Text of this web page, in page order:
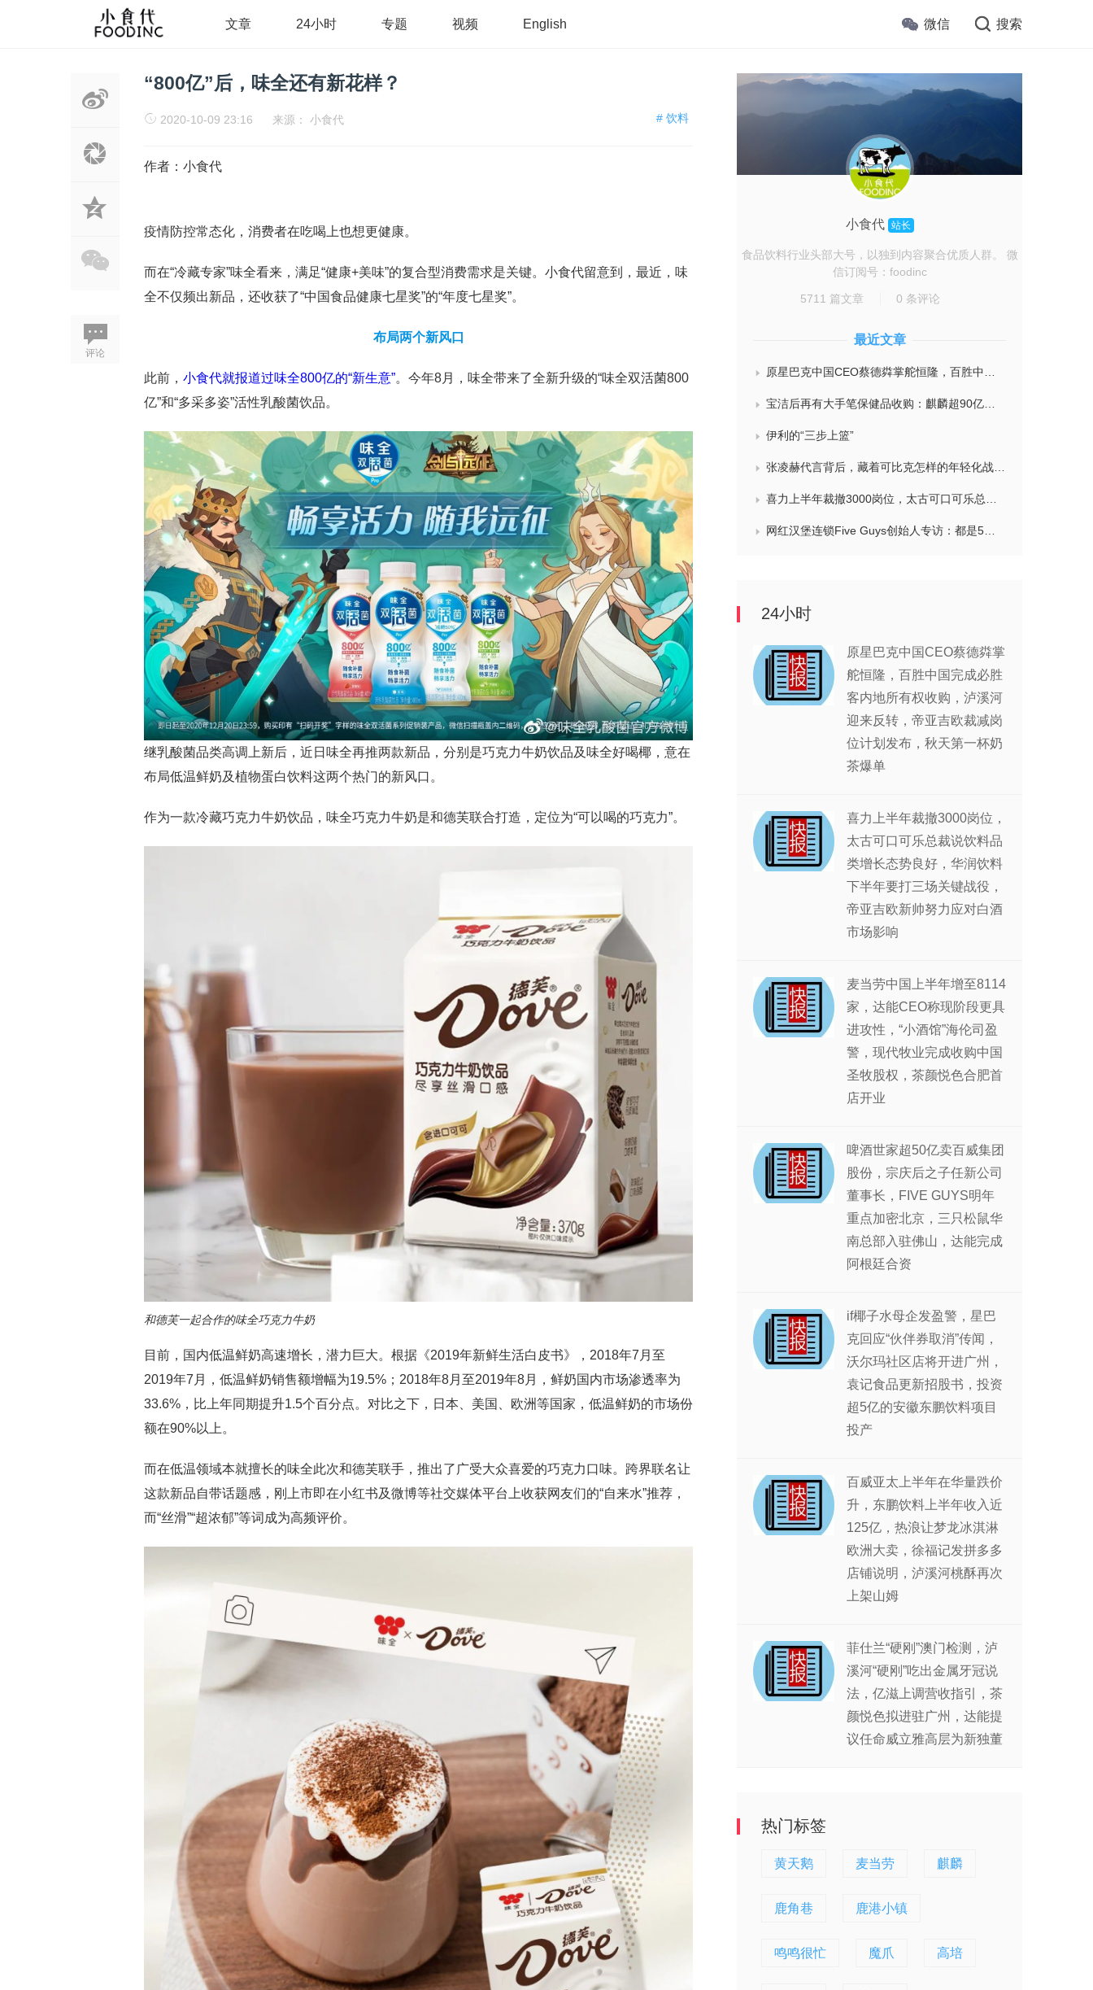
文章 24小时 专题 视频 English 微信 搜索
评论
“800亿”后，味全还有新花样？
# 饮料
2020-10-09 23:16 来源： 小食代
作者：小食代
疫情防控常态化，消费者在吃喝上也想更健康。
而在“冷藏专家”味全看来，满足“健康+美味”的复合型消费需求是关键。小食代留意到，最近，味
全不仅频出新品，还收获了“中国食品健康七星奖”的“年度七星奖”。
布局两个新风口
此前， 小食代就报道过味全800亿的“新生意”。今年8月，味全带来了全新升级的“味全双活菌800
亿”和“多采多姿”活性乳酸菌饮品。
继乳酸菌品类高调上新后，近日味全再推两款新品，分别是巧克力牛奶饮品及味全好喝椰，意在
布局低温鲜奶及植物蛋白饮料这两个热门的新风口。
作为一款冷藏巧克力牛奶饮品，味全巧克力牛奶是和德芙联合打造，定位为“可以喝的巧克力”。
和德芙一起合作的味全巧克力牛奶
目前，国内低温鲜奶高速增长，潜力巨大。根据《2019年新鲜生活白皮书》，2018年7月至
2019年7月，低温鲜奶销售额增幅为19.5%；2018年8月至2019年8月，鲜奶国内市场渗透率为
33.6%，比上年同期提升1.5个百分点。对比之下，日本、美国、欧洲等国家，低温鲜奶的市场份
额在90%以上。
而在低温领域本就擅长的味全此次和德芙联手，推出了广受大众喜爱的巧克力口味。跨界联名让
这款新品自带话题感，刚上市即在小红书及微博等社交媒体平台上收获网友们的“自来水”推荐，
而“丝滑”“超浓郁”等词成为高频评价。
小食代 站长
食品饮料行业头部大号，以独到内容聚合优质人群。 微
信订阅号：foodinc
5711 篇文章 0 条评论
最近文章
原星巴克中国CEO蔡德粦掌舵恒隆，百胜中国完成必胜客内地所有权收购，泸溪河迎来反转，帝亚吉欧裁减岗位计划发布，秋天第一杯奶茶爆单
宝洁后再有大手笔保健品收购：麒麟超90亿拿下健美生，在华已入驻山姆和开市客等多渠道，为何超300亿资本一周内“疯抢”VMS？
伊利的“三步上篮”
张凌赫代言背后，藏着可比克怎样的年轻化战略？
喜力上半年裁撤3000岗位，太古可口可乐总裁说饮料品类增长态势良好，华润饮料下半年要打三场关键战役，帝亚吉欧新帅努力应对白酒市场影响
网红汉堡连锁Five Guys创始人专访：都是5个儿子和妻子在打理，绝不会与麦当劳正面竞争，要公司上市或卖盘的建议不时出现
24小时
原星巴克中国CEO蔡德粦掌
舵恒隆，百胜中国完成必胜
客内地所有权收购，泸溪河
迎来反转，帝亚吉欧裁减岗
位计划发布，秋天第一杯奶
茶爆单
喜力上半年裁撤3000岗位，
太古可口可乐总裁说饮料品
类增长态势良好，华润饮料
下半年要打三场关键战役，
帝亚吉欧新帅努力应对白酒
市场影响
麦当劳中国上半年增至8114
家，达能CEO称现阶段更具
进攻性，“小酒馆”海伦司盈
警，现代牧业完成收购中国
圣牧股权，茶颜悦色合肥首
店开业
啤酒世家超50亿卖百威集团
股份，宗庆后之子任新公司
董事长，FIVE GUYS明年
重点加密北京，三只松鼠华
南总部入驻佛山，达能完成
阿根廷合资
if椰子水母企发盈警，星巴
克回应“伙伴券取消”传闻，
沃尔玛社区店将开进广州，
袁记食品更新招股书，投资
超5亿的安徽东鹏饮料项目
投产
百威亚太上半年在华量跌价
升，东鹏饮料上半年收入近
125亿，热浪让梦龙冰淇淋
欧洲大卖，徐福记发拼多多
店铺说明，泸溪河桃酥再次
上架山姆
菲仕兰“硬刚”澳门检测，泸
溪河“硬刚”吃出金属牙冠说
法，亿滋上调营收指引，茶
颜悦色拟进驻广州，达能提
议任命威立雅高层为新独董
热门标签
黄天鹅 麦当劳 麒麟
鹿角巷 鹿港小镇
鸣鸣很忙 魔爪 高培